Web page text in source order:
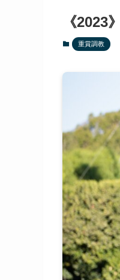
《2023
重賞調教